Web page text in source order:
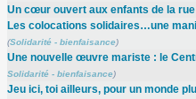
Un cœur ouvert aux enfants de la rue
Les colocations solidaires…une
(Solidarité - bienfaisance)
Une nouvelle œuvre mariste : le
Solidarité - bienfaisance)
Jeu ici, toi ailleurs, pour un monde